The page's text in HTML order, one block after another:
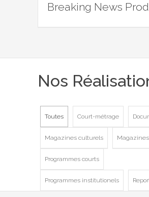
Breaking News
Nos
Toutes Court-métrage
Magazines culturels
Programmes courts
Programmes institutionels